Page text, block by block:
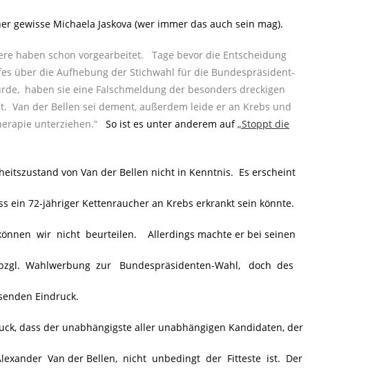
gewisse Michaela Jaskova (wer immer das auch sein mag).
haben schon vorgearbeitet. Tage bevor die Entscheidung
über die Aufhebung der Stichwahl für die Bundespräsident-
haben sie eine Falschmeldung der besonders dreckigen
der Bellen sei dement, außerdem leide er an Krebs und
unterziehen.“
So ist es unter anderem auf„Stoppt die
von Van der Bellen nicht in Kenntnis. Es erscheint
ein 72-jähriger Kettenraucher an Krebs erkrankt sein könnte.
wir nicht beurteilen. Allerdings machte er bei seinen
Wahlwerbung zur Bundespräsidenten-Wahl, doch des
Eindruck.
dass der unabhängigste aller unabhängigen Kandidaten, der
Van der Bellen, nicht unbedingt der Fitteste ist. Der